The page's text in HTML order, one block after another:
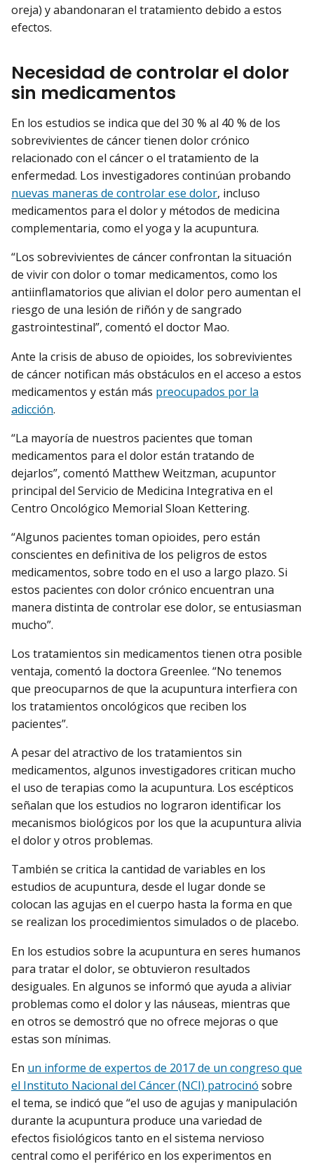
oreja) y abandonaran el tratamiento debido a estos
efectos.
Necesidad de controlar el dolor
sin medicamentos
En los estudios se indica que del 30 % al 40 % de los
sobrevivientes de cáncer tienen dolor crónico
relacionado con el cáncer o el tratamiento de la
enfermedad. Los investigadores continúan probando
nuevas maneras de controlar ese dolor, incluso
medicamentos para el dolor y métodos de medicina
complementaria, como el yoga y la acupuntura.
“Los sobrevivientes de cáncer confrontan la situación
de vivir con dolor o tomar medicamentos, como los
antiinflamatorios que alivian el dolor pero aumentan el
riesgo de una lesión de riñón y de sangrado
gastrointestinal”, comentó el doctor Mao.
Ante la crisis de abuso de opioides, los sobrevivientes
de cáncer notifican más obstáculos en el acceso a estos
medicamentos y están más preocupados por la
adicción.
“La mayoría de nuestros pacientes que toman
medicamentos para el dolor están tratando de
dejarlos”, comentó Matthew Weitzman, acupuntor
principal del Servicio de Medicina Integrativa en el
Centro Oncológico Memorial Sloan Kettering.
“Algunos pacientes toman opioides, pero están
conscientes en definitiva de los peligros de estos
medicamentos, sobre todo en el uso a largo plazo. Si
estos pacientes con dolor crónico encuentran una
manera distinta de controlar ese dolor, se entusiasman
mucho”.
Los tratamientos sin medicamentos tienen otra posible
ventaja, comentó la doctora Greenlee. “No tenemos
que preocuparnos de que la acupuntura interfiera con
los tratamientos oncológicos que reciben los
pacientes”.
A pesar del atractivo de los tratamientos sin
medicamentos, algunos investigadores critican mucho
el uso de terapias como la acupuntura. Los escépticos
señalan que los estudios no lograron identificar los
mecanismos biológicos por los que la acupuntura alivia
el dolor y otros problemas.
También se critica la cantidad de variables en los
estudios de acupuntura, desde el lugar donde se
colocan las agujas en el cuerpo hasta la forma en que
se realizan los procedimientos simulados o de placebo.
En los estudios sobre la acupuntura en seres humanos
para tratar el dolor, se obtuvieron resultados
desiguales. En algunos se informó que ayuda a aliviar
problemas como el dolor y las náuseas, mientras que
en otros se demostró que no ofrece mejoras o que
estas son mínimas.
En un informe de expertos de 2017 de un congreso que
el Instituto Nacional del Cáncer (NCI) patrocinó sobre
el tema, se indicó que “el uso de agujas y manipulación
durante la acupuntura produce una variedad de
efectos fisiológicos tanto en el sistema nervioso
central como el periférico en los experimentos en